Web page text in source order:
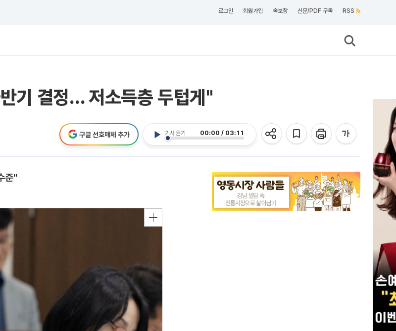
로그인 회원가입 속보창 신문/PDF 구독 RSS
기 결정… 저소득층 두텁게"
기사 듣기 00:00 / 03:11
구글 선호매체 추가
준"